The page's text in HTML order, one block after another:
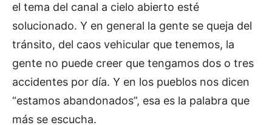
el tema del canal a cielo abierto esté
solucionado. Y en general la gente se queja del
tránsito, del caos vehicular que tenemos, la
gente no puede creer que tengamos dos o tres
accidentes por día. Y en los pueblos nos dicen
“estamos abandonados”, esa es la palabra que
más se escucha.